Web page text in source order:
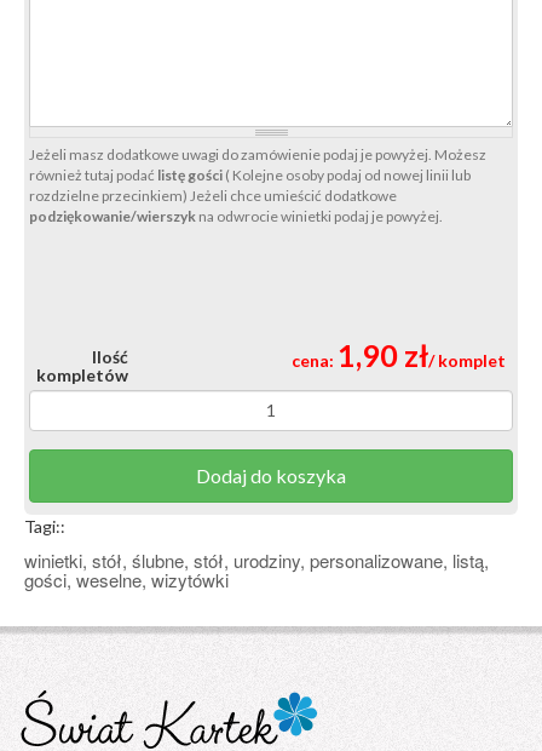
Jeżeli masz dodatkowe uwagi do zamówienie podaj je powyżej. Możesz
również tutaj podać listę gości ( Kolejne osoby podaj od nowej linii lub
rozdzielne przecinkiem) Jeżeli chce umieścić dodatkowe
podziękowanie/wierszyk na odwrocie winietki podaj je powyżej.
Ilość
kompletów
Dodaj do koszyka
cena: 1,90 zł/ komplet
Tagi::
winietki, stół, ślubne, stół, urodziny, personalizowane, listą,
gości, weselne, wizytówki